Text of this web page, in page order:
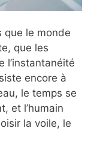
que le monde
que les
l’instantanéité
encore à
le temps se
et l’humain
la voile, le